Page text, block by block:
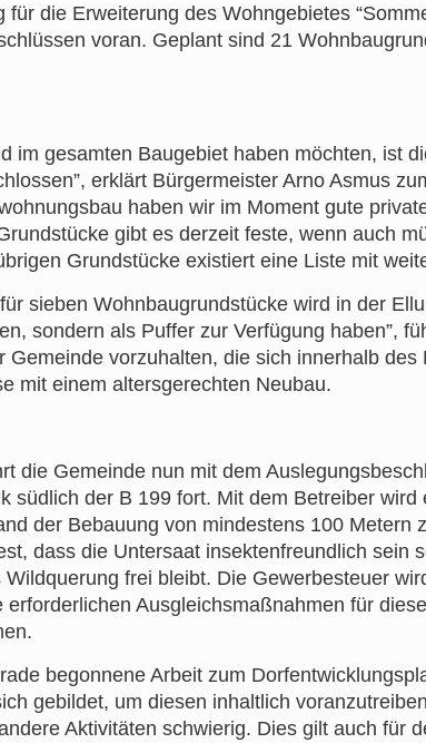
die Erweiterung des Wohngebietes
voran. Geplant sind 21
im gesamten Baugebiet haben möchten, ist
erklärt Bürgermeister Arno Asmus
haben wir im Moment gute
gibt es derzeit feste, wenn auch
Grundstücke existiert eine Liste mit
sieben Wohnbaugrundstücke wird in der
sondern als Puffer zur Verfügung haben”,
vorzuhalten, die sich innerhalb des
mit einem altersgerechten Neubau.
die Gemeinde nun mit dem
südlich der B 199 fort. Mit dem Betreiber wird
der Bebauung von mindestens 100 Metern
dass die Untersaat insektenfreundlich sein
frei bleibt. Die Gewerbesteuer
Ausgleichsmaßnahmen für
begonnene Arbeit zum
gebildet, um diesen inhaltlich
Aktivitäten schwierig. Dies gilt auch für